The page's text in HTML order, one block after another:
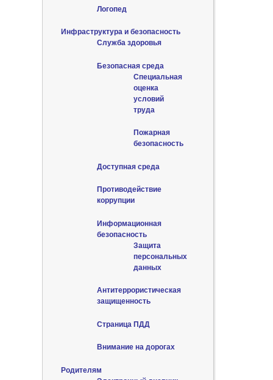
Логопед
Инфраструктура и безопасность
Служба здоровья
Безопасная среда
Специальная
оценка
условий
труда
Пожарная
безопасность
Доступная среда
Противодействие
коррупции
Информационная
безопасность
Защита
персональных
данных
Антитеррористическая
защищенность
Страница ПДД
Внимание на дорогах
Родителям